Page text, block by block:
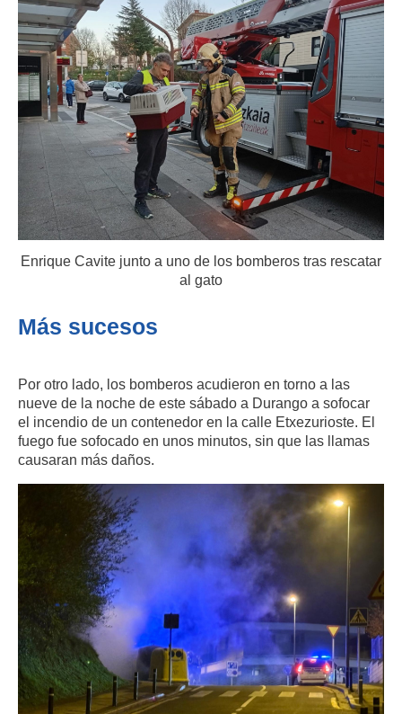
Enrique Cavite junto a uno de los bomberos tras rescatar
al gato
Más sucesos
Por otro lado, los bomberos acudieron en torno a las
nueve de la noche de este sábado a Durango a sofocar
el incendio de un contenedor en la calle Etxezurioste. El
fuego fue sofocado en unos minutos, sin que las llamas
causaran más daños.